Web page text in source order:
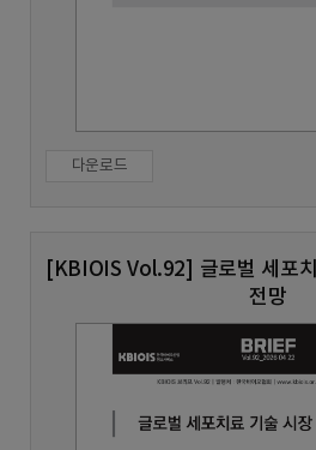
다운로드
[KBIOIS Vol.92] 글로벌 세포
전망